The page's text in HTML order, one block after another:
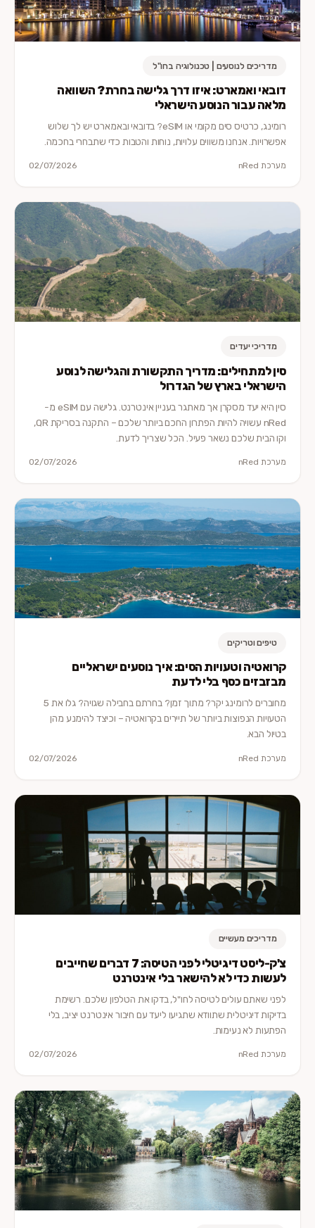
מדריכים לנוסעים | טכנולוגיה בחו"ל
דובאי ואמארט: איזו דרך גלישה בחרת? השוואה
מלאה עבור הנוסע הישראלי
רומינג, כרטיס סים מקומי או eSIM? בדובאי ובאמארט יש לך שלוש
אפשרויות. אנחנו משווים עלויות, נוחות והטבות כדי שתבחרי בחכמה.
מערכת nRed 02/07/2026
מדריכי יעדים
סין למתחילים: מדריך התקשורת והגלישה לנוסע
הישראלי בארץ של הגדרול
סין היא יעד מסקרן אך מאתגר בעניין אינטרנט. גלישה עם eSIM מ-
nRed עשויה להיות הפתרון החכם ביותר שלכם – התקנה בסריקת QR,
וקו הבית שלכם נשאר פעיל. הכל שצריך לדעת.
מערכת nRed 02/07/2026
טיפים וטריקים
קרואטיה וטעויות הסים: איך נוסעים ישראליים
מבזבזים כסף בלי לדעת
מחוברים לרומינג יקר? מתוך זמן? בחרתם בחבילה שגויה? גלו את 5
הטעויות הנפוצות ביותר של תיירים בקרואטיה – וכיצד להימנע מהן
בטיול הבא.
מערכת nRed 02/07/2026
מדריכים מעשיים
צ'ק-ליסט דיגיטלי לפני הטיסה: 7 דברים שחייבים
לעשות כדי לא להישאר בלי אינטרנט
לפני שאתם עולים לטיסה לחו"ל, בדקו את הטלפון שלכם. רשימת
בדיקות דיגיטלית שתוודא שתגיעו ליעד עם חיבור אינטרנט יציב, בלי
הפתעות לא נעימות.
מערכת nRed 02/07/2026